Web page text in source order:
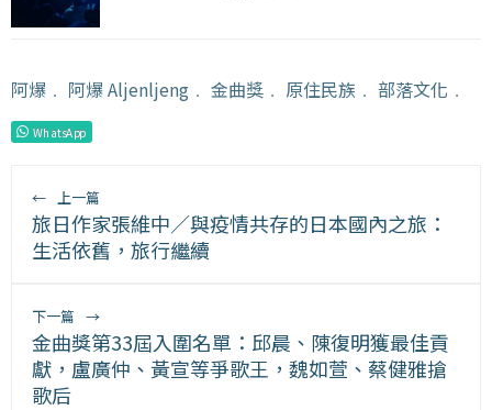
阿爆 ﹒ 阿爆 Aljenljeng ﹒ 金曲獎 ﹒ 原住民族 ﹒ 部落文化 ﹒
WhatsApp
← 上一篇
旅日作家張維中／與疫情共存的日本國內之旅：
生活依舊，旅行繼續
下一篇 →
金曲獎第33屆入圍名單：邱晨、陳復明獲最佳貢
獻，盧廣仲、黃宣等爭歌王，魏如萱、蔡健雅搶
歌后